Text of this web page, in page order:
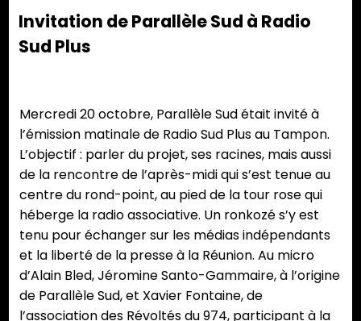
Invitation de Parallèle Sud à Radio
Sud Plus
Mercredi 20 octobre, Parallèle Sud était invité à
l’émission matinale de Radio Sud Plus au Tampon.
L’objectif : parler du projet, ses racines, mais aussi
de la rencontre de l’après-midi qui s’est tenue au
centre du rond-point, au pied de la tour rose qui
héberge la radio associative. Un ronkozé s’y est
tenu pour échanger sur les médias indépendants
et la liberté de la presse à la Réunion. Au micro
d’Alain Bled, Jéromine Santo-Gammaire, à l’origine
de Parallèle Sud, et Xavier Fontaine, de
l’association des Révoltés du 974, participant à la